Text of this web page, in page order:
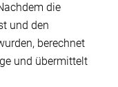
die
und den
berechnet
und übermittelt